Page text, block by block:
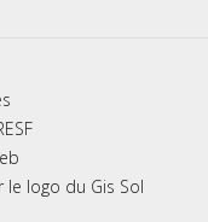
le logo du Gis Sol